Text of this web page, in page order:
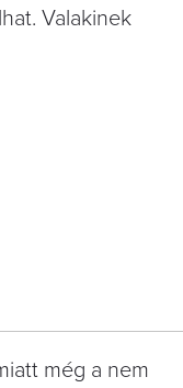
Valakinek
még a nem